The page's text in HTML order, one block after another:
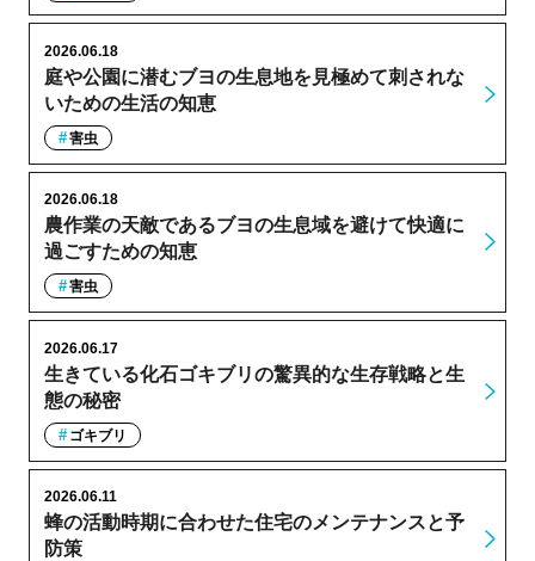
庭や公園に潜むブヨの生息地を見極めて刺されな
いための生活の知恵
2026.06.18
害虫
農作業の天敵であるブヨの生息域を避けて快適に
過ごすための知恵
2026.06.18
害虫
生きている化石ゴキブリの驚異的な生存戦略と生
態の秘密
2026.06.17
ゴキブリ
蜂の活動時期に合わせた住宅のメンテナンスと予
防策
2026.06.11